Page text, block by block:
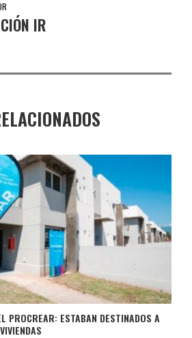
IR
PROCREAR: ESTABAN DESTINADOS A